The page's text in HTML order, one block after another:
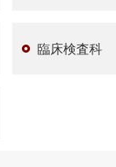
臨床検査科